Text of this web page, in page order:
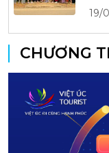
19/
CHƯƠNG